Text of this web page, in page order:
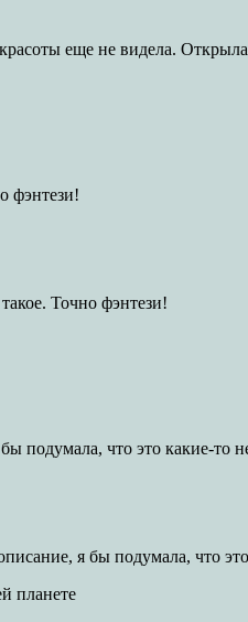
еще не видела.
фэнтези!
Точно фэнтези!
подумала, что это какие-то
я бы подумала, что
планете